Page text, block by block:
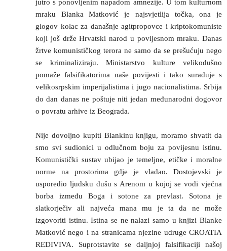
mraku Blanka Matković je najsvjetlija točka, ona je
glogov kolac za današnje agitpropovce i kriptokomuniste
koji još drže Hrvatski narod u povijesnom mraku. Danas
žrtve komunističkog terora ne samo da se prešućuju nego
se kriminaliziraju. Ministarstvo kulture velikodušno
pomaže falsifikatorima naše povijesti i tako surađuje s
velikosrpskim imperijalistima i jugo nacionalistima. Srbija
do dan danas ne poštuje niti jedan međunarodni dogovor
o povratu arhive iz Beograda.
Nije dovoljno kupiti Blankinu knjigu, moramo shvatit da
smo svi sudionici u odlučnom boju za povijesnu istinu.
Komunistički sustav ubijao je temeljne, etičke i moralne
norme na prostorima gdje je vladao. Dostojevski je
usporedio ljudsku dušu s Arenom u kojoj se vodi vječna
borba između Boga i sotone za prevlast. Sotona je
slatkorječiv ali najveća mana mu je ta da ne može
izgovoriti istinu. Istina se ne nalazi samo u knjizi Blanke
Matković nego i na stranicama njezine udruge CROATIA
REDIVIVA. Suprotstavite se daljnjoj falsifikaciji našoj